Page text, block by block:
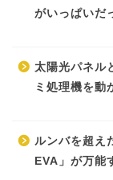
がいっぱいだ
太陽光パネル
ミ処理機を動
ルンバを超え
EVA」が万能